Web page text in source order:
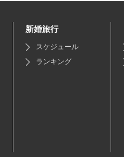
新婚旅行
スケジュール
ランキング